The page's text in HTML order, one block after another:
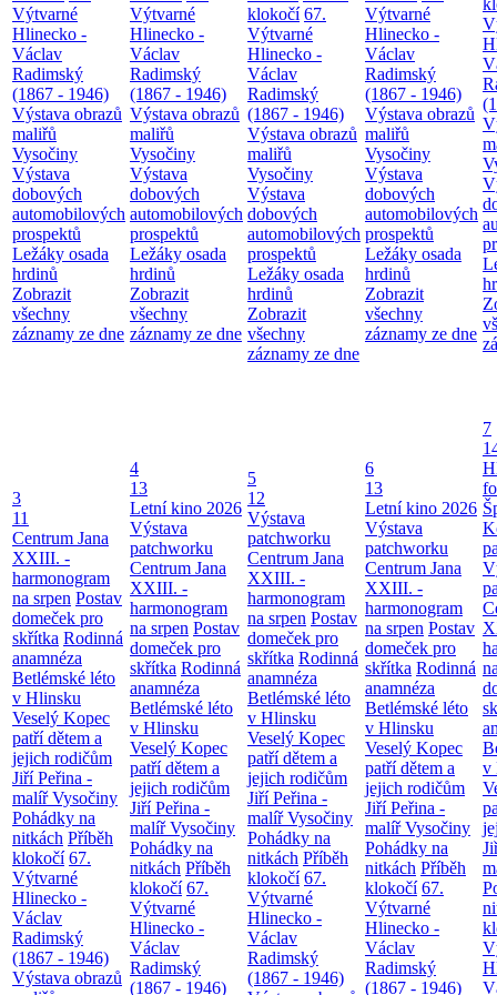
Výtvarné
Hlinecko -
Václav
Radimský
(1867 - 1946)
Výstava obrazů
maliřů
Vysočiny
Výstava
dobových
automobilových
prospektů
Ležáky osada
hrdinů
Zobrazit
všechny
záznamy ze dne
Výtvarné
Hlinecko -
Václav
Radimský
(1867 - 1946)
Výstava obrazů
maliřů
Vysočiny
Výstava
dobových
automobilových
prospektů
Ležáky osada
hrdinů
Zobrazit
všechny
záznamy ze dne
klokočí 67.
Výtvarné
Hlinecko -
Václav
Radimský
(1867 - 1946)
Výstava obrazů
maliřů
Vysočiny
Výstava
dobových
automobilových
prospektů
Ležáky osada
hrdinů
Zobrazit
všechny
záznamy ze dne
Výtvarné
Hlinecko -
Václav
Radimský
(1867 - 1946)
Výstava obrazů
maliřů
Vysočiny
Výstava
dobových
automobilových
prospektů
Ležáky osada
hrdinů
Zobrazit
všechny
záznamy ze dne
3
11
Centrum Jana
XXIII. -
harmonogram
na srpen Postav
domeček pro
skřítka Rodinná
anamnéza
Betlémské léto
v Hlinsku
Veselý Kopec
patří dětem a
jejich rodičům
Jiří Peřina -
malíř Vysočiny
Pohádky na
nitkách Příběh
klokočí 67.
Výtvarné
Hlinecko -
Václav
Radimský
(1867 - 1946)
Výstava obrazů
4
13
Letní kino 2026
Výstava
patchworku
Centrum Jana
XXIII. -
harmonogram
na srpen Postav
domeček pro
skřítka Rodinná
anamnéza
Betlémské léto
v Hlinsku
Veselý Kopec
patří dětem a
jejich rodičům
Jiří Peřina -
malíř Vysočiny
Pohádky na
nitkách Příběh
klokočí 67.
Výtvarné
Hlinecko -
Václav
Radimský
(1867 - 1946)
5
12
Výstava
patchworku
Centrum Jana
XXIII. -
harmonogram
na srpen Postav
domeček pro
skřítka Rodinná
anamnéza
Betlémské léto
v Hlinsku
Veselý Kopec
patří dětem a
jejich rodičům
Jiří Peřina -
malíř Vysočiny
Pohádky na
nitkách Příběh
klokočí 67.
Výtvarné
Hlinecko -
Václav
Radimský
(1867 - 1946)
6
13
Letní kino 2026
Výstava
patchworku
Centrum Jana
XXIII. -
harmonogram
na srpen Postav
domeček pro
skřítka Rodinná
anamnéza
Betlémské léto
v Hlinsku
Veselý Kopec
patří dětem a
jejich rodičům
Jiří Peřina -
malíř Vysočiny
Pohádky na
nitkách Příběh
klokočí 67.
Výtvarné
Hlinecko -
Václav
Radimský
(1867 - 1946)
7
v